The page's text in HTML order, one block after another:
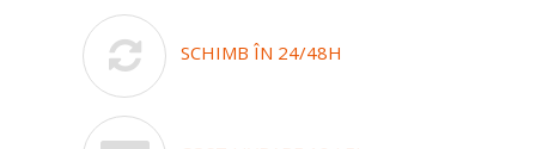
SCHIMB ÎN 24/48H